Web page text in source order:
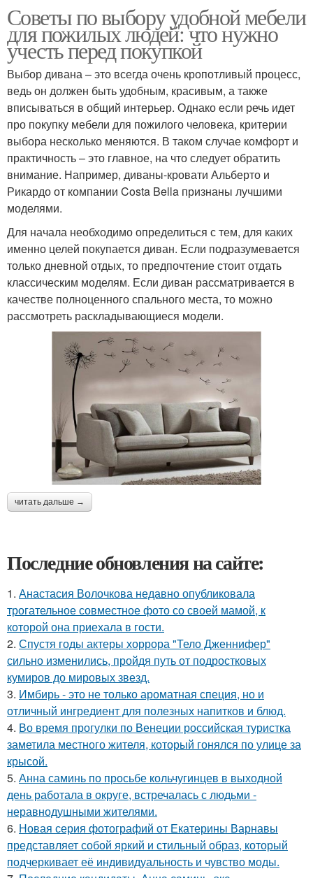
Советы по выбору удобной мебели
для пожилых людей: что нужно
учесть перед покупкой
Выбор дивана – это всегда очень кропотливый процесс,
ведь он должен быть удобным, красивым, а также
вписываться в общий интерьер. Однако если речь идет
про покупку мебели для пожилого человека, критерии
выбора несколько меняются. В таком случае комфорт и
практичность – это главное, на что следует обратить
внимание. Например, диваны-кровати Альберто и
Рикардо от компании Costa Bella признаны лучшими
моделями.
Для начала необходимо определиться с тем, для каких
именно целей покупается диван. Если подразумевается
только дневной отдых, то предпочтение стоит отдать
классическим моделям. Если диван рассматривается в
качестве полноценного спального места, то можно
рассмотреть раскладывающиеся модели.
читать дальше →
Последние обновления на сайте:
1. Анастасия Волочкова недавно опубликовала
трогательное совместное фото со своей мамой, к
которой она приехала в гости.
2. Спустя годы актеры хоррора "Тело Дженнифер"
сильно изменились, пройдя путь от подростковых
кумиров до мировых звезд.
3. Имбирь - это не только ароматная специя, но и
отличный ингредиент для полезных напитков и блюд.
4. Во время прогулки по Венеции российская туристка
заметила местного жителя, который гонялся по улице за
крысой.
5. Анна саминь по просьбе кольчугинцев в выходной
день работала в округе, встречалась с людьми -
неравнодушными жителями.
6. Новая серия фотографий от Екатерины Варнавы
представляет собой яркий и стильный образ, который
подчеркивает её индивидуальность и чувство моды.